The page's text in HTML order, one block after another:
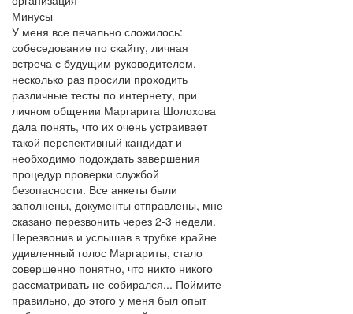
Минусы
У меня все печально сложилось:
собеседование по скайпу, личная
встреча с будущим руководителем,
несколько раз просили проходить
различные тесты по интернету, при
личном общении Маргарита Шолохова
дала понять, что их очень устраивает
такой перспективный кандидат и
необходимо подождать завершения
процедур проверки службой
безопасности. Все анкеты были
заполнены, документы отправлены, мне
сказано перезвонить через 2-3 недели.
Перезвонив и услышав в трубке крайне
удивленный голос Маргариты, стало
совершенно понятно, что никто никого
рассматривать не собирался... Поймите
правильно, до этого у меня был опыт